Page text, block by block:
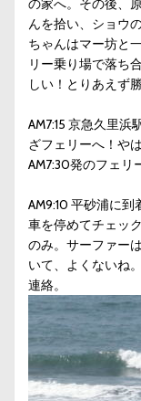
の家へ。その後、
んを拾い、ショウ
ちゃんはマー坊と
リー乗り場で落ち
しい！とりあえず
AM7:15 京急久里
ざフェリーへ！や
AM7:30発のフェリ
AM9:10 平砂浦に
車を停めてチェッ
のみ。サーファー
いて、よくないね
連絡。